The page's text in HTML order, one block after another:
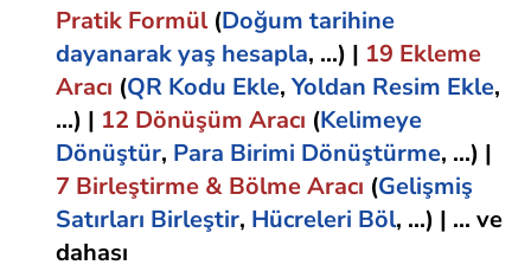
Pratik Formül(Doğum tarihine
dayanarak yaş hesapla, ...) | 19 Ekleme
Aracı (QR Kodu Ekle,Yoldan Resim Ekle,
...) | 12 Dönüşüm Aracı (Kelimeye
Dönüştür, Para Birimi Dönüştürme, ...) |
7 Birleştirme & BölmeAracı (Gelişmiş
Satırları Birleştir, Hücreleri Böl, ...) | ... ve
dahası